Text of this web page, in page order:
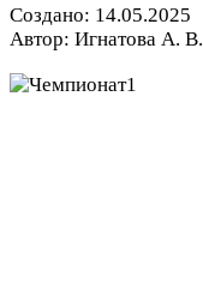
Создано: 14.05.2025
Автор: Игнатова А. В.